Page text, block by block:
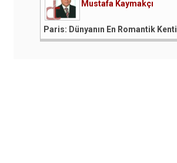
Mustafa Kaymakçı
Paris: Dünyanın En Romantik Kenti